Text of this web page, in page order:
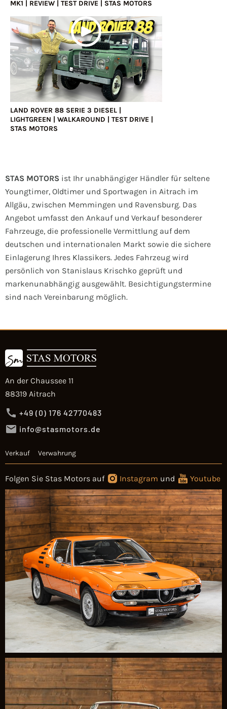
MK1 | REVIEW | TEST DRIVE | STAS MOTORS
LAND ROVER 88 SERIE 3 DIESEL |
LIGHTGREEN | WALKAROUND | TEST DRIVE |
STAS MOTORS
STAS MOTORS ist Ihr unabhängiger Händler für seltene
Youngtimer, Oldtimer und Sportwagen in Aitrach im
Allgäu, zwischen Memmingen und Ravensburg. Das
Angebot umfasst den Ankauf und Verkauf besonderer
Fahrzeuge, die professionelle Vermittlung auf dem
deutschen und internationalen Markt sowie die sichere
Einlagerung Ihres Klassikers. Jedes Fahrzeug wird
persönlich von Stanislaus Krischko geprüft und
markenunabhängig ausgewählt. Besichtigungstermine
sind nach Vereinbarung möglich.
An der Chaussee 11
88319 Aitrach
+49 (0) 176 42770483
info@stasmotors.de
Verkauf Verwahrung
Folgen Sie Stas Motors auf Instagram und Youtube